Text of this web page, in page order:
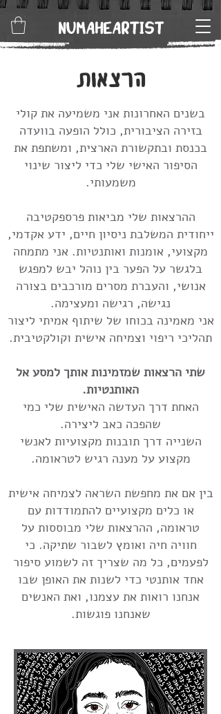
NUMAHEARTIST
הרצאות
בשנים האחרונות אני משמיעה את קולי
בזירה הציבורית, כולל הופעה בוועדה
בכנסת ובתקשורת הארצית, ומשתפת את
הסיפור האישי שלי כדי ליצור שינוי
משמעותי.
ההרצאות שלי מביאות פרספקטיבה
ייחודית המשלבת ניסיון חיים, ידע אקדמי,
מקצועי, אומנות ואותנטיות. אני מתמחה
בלגשר על הפער בין נוהל יבש למפגש
אנושי, והעברת מסרים מורכבים בצורה
נגישה, רגישה ומעצימה.
אני מאמינה בכוחו של שיתוף אמיתי ליצור
תהליכי ריפוי וצמיחה אישית וקולקטיבית.
שתי הרצאות שמזמינות אותך למסע אל
האותנטיות.
האחת דרך העדשה האישית שלי כמי
שהפכה כאב ליצירה.
השנייה דרך תובנות מקצועיות לאנשי
מקצוע על מענה רגיש לטראומה.
בין אם את מחפשת השראה לצמיחה אישית
או כלים מקצועיים להתמודדות עם
טראומה, ההרצאות שלי מבוססות על
חוויה חיה ואומץ לשבור שתיקה. כי
לפעמים, כל מה שצריך זה לשמוע סיפור
אחד אותנטי כדי לשנות את האופן שבו
אנחנו רואות את עצמנו, ואת האנשים
שאנחנו פוגשות.